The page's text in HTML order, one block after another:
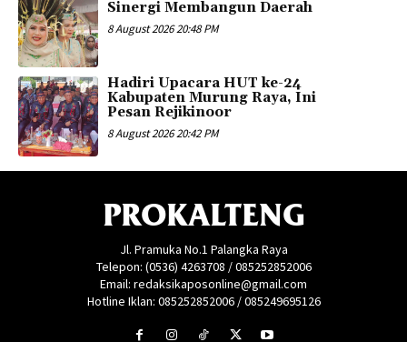
Sinergi Membangun Daerah
8 August 2026 20:48 PM
Hadiri Upacara HUT ke-24
Kabupaten Murung Raya, Ini
Pesan Rejikinoor
8 August 2026 20:42 PM
PROKALTENG
Jl. Pramuka No.1 Palangka Raya
Telepon: (0536) 4263708 / 085252852006
Email: redaksikaposonline@gmail.com
Hotline Iklan: 085252852006 / 085249695126